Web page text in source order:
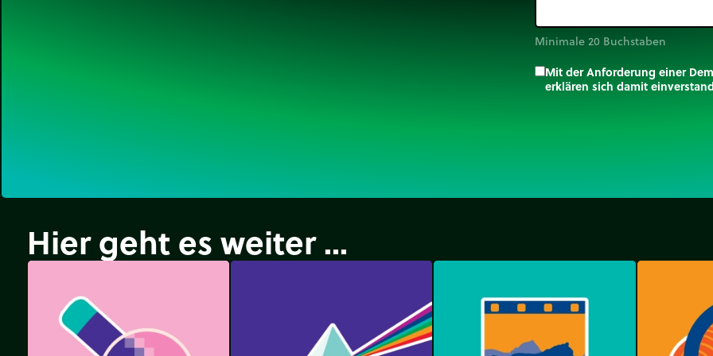
Minimale 20 Buchstaben
Mit der Anforderung einer
erklären sich damit
Hier geht es weiter ...